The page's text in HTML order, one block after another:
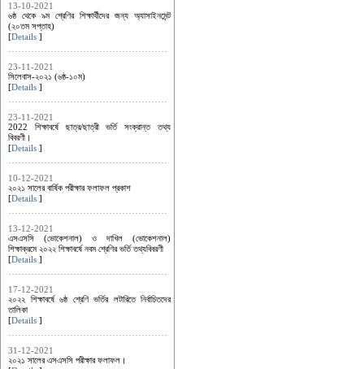
13-10-2021
৬ষ্ঠ থেকে ৯ম শ্রেণির শিক্ষার্থীদের জন্য অ্যাসাইনমেন্ট
(২০তম সপ্তাহ)
[Details ]
23-11-2021
সিলেবাস-২০২১ (৬ষ্ঠ-১০ম)
[Details ]
23-11-2021
2022 শিক্ষাবর্ষে ছাত্র/ছাত্রী ভর্তি সংক্রান্ত তথ্য
বিবরণী।
[Details ]
10-12-2021
২০২১ সালের বার্ষিক পরীক্ষার ফলাফল প্রকাশ
[Details ]
13-12-2021
এসএসসি (ভোকেশনাল) ও দাখিল (ভোকেশনাল)
শিক্ষাক্রমে ২০২২ শিক্ষাবর্ষে নবম শ্রেণির ভর্তি তথ্যবিবরণী
[Details ]
17-12-2021
২০২২ শিক্ষাবর্ষে ৬ষ্ঠ শ্রেণি ভর্তির লটারিতে নির্বাচিতদের
তালিকা
[Details ]
31-12-2021
২০২১ সালের এসএসসি পরীক্ষার ফলাফল।